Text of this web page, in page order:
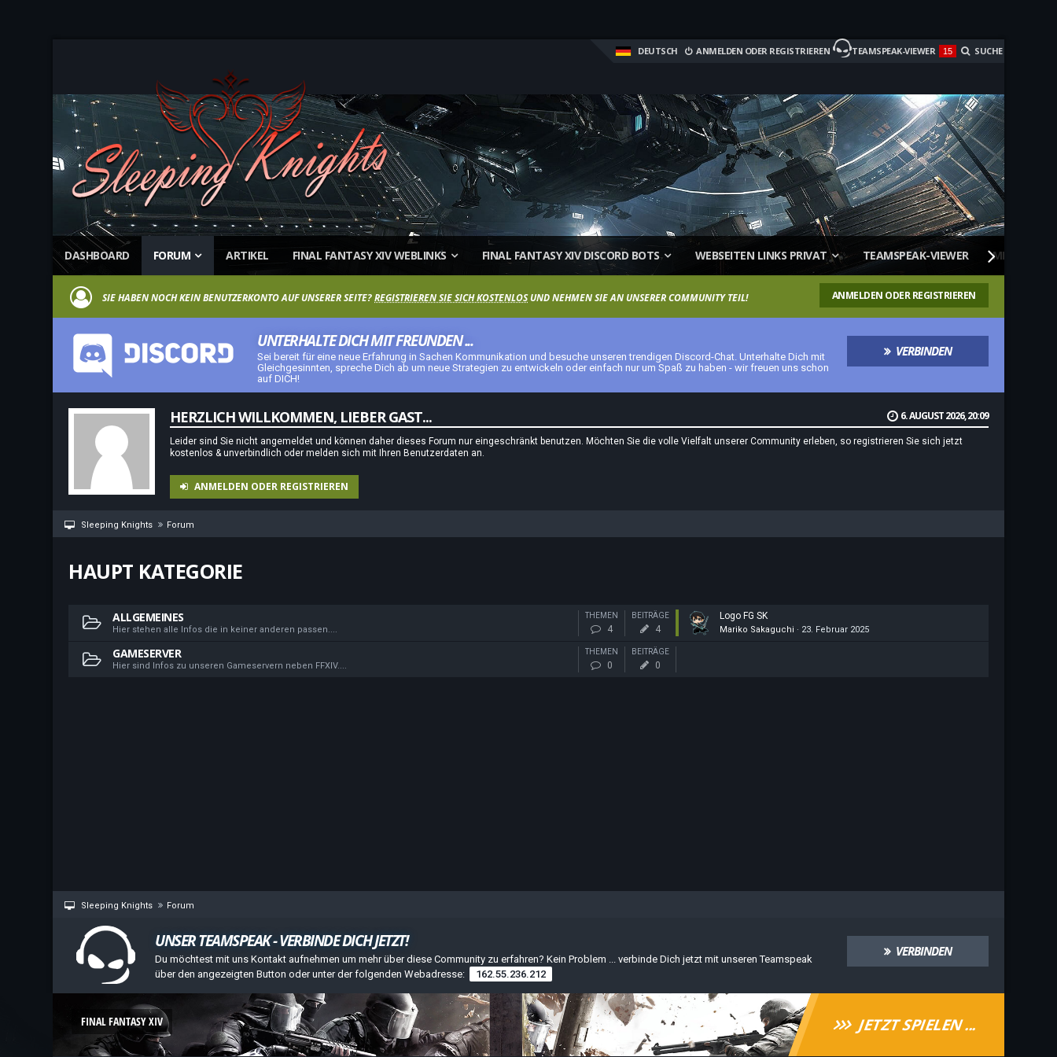
DASHBOARD FORUM ARTIKEL FINAL FANTASY XIV WEBLINKS FINAL FANTASY XIV DISCORD BOTS WEBSEITEN LINKS PRIVAT TEAMSPEAK-VIEWER MITGLIEDER
DEUTSCH ANMELDEN ODER REGISTRIEREN TEAMSPEAK-VIEWER 15 SUCHE
Sleeping Knights Forum
SIE HABEN NOCH KEIN BENUTZERKONTO AUF UNSERER SEITE?REGISTRIEREN SIE SICH KOSTENLOSUND NEHMEN SIE AN UNSERER COMMUNITY TEIL! ANMELDEN ODER REGISTRIEREN
UNTERHALTE DICH MIT FREUNDEN ...
Sei bereit für eine neue Erfahrung in Sachen Kommunikation und besuche unseren trendigen Discord-Chat. Unterhalte Dich mit
Gleichgesinnten, spreche Dich ab um neue Strategien zu entwickeln oder einfach nur um Spaß zu haben - wir freuen uns schon
auf DICH!
VERBINDEN
HERZLICH WILLKOMMEN, LIEBER GAST... 6. AUGUST 2026, 20:09
Leider sind Sie nicht angemeldet und können daher dieses Forum nur eingeschränkt benutzen. Möchten Sie die volle Vielfalt unserer Community erleben, so registrieren Sie sich jetzt
kostenlos & unverbindlich oder melden sich mit Ihren Benutzerdaten an.
ANMELDEN ODER REGISTRIEREN
Sleeping Knights Forum
HAUPT KATEGORIE
ALLGEMEINES
Hier stehen alle Infos die in keiner anderen passen....
THEMEN
4
BEITRÄGE
4
Logo FG SK
Mariko Sakaguchi 23. Februar 2025
GAMESERVER
Hier sind Infos zu unseren Gameservern neben FFXIV....
THEMEN
0
BEITRÄGE
0
UNSER TEAMSPEAK - VERBINDE DICH JETZT!
Du möchtest mit uns Kontakt aufnehmen um mehr über diese Community zu erfahren? Kein Problem ... verbinde Dich jetzt mit unseren Teamspeak
über den angezeigten Button oder unter der folgenden Webadresse:
162.55.236.212
VERBINDEN
FINAL FANTASY XIV JETZT SPIELEN ...